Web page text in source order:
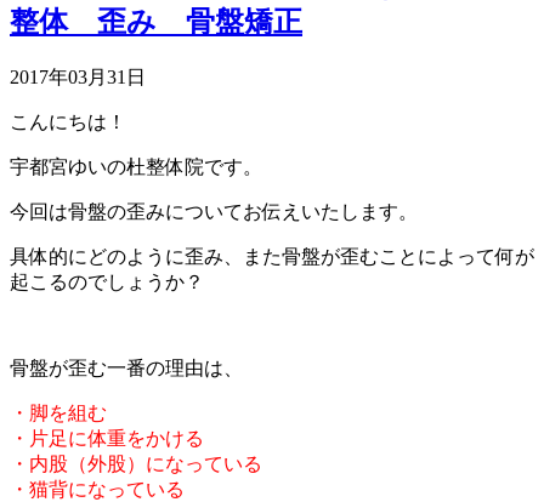
整体 歪み 骨盤矯正
2017年03月31日
こんにちは！
宇都宮ゆいの杜整体院です。
今回は骨盤の歪みについてお伝えいたします。
具体的にどのように歪み、また骨盤が歪むことによって何が
起こるのでしょうか？
骨盤が歪む一番の理由は、
・脚を組む
・片足に体重をかける
・内股（外股）になっている
・猫背になっている